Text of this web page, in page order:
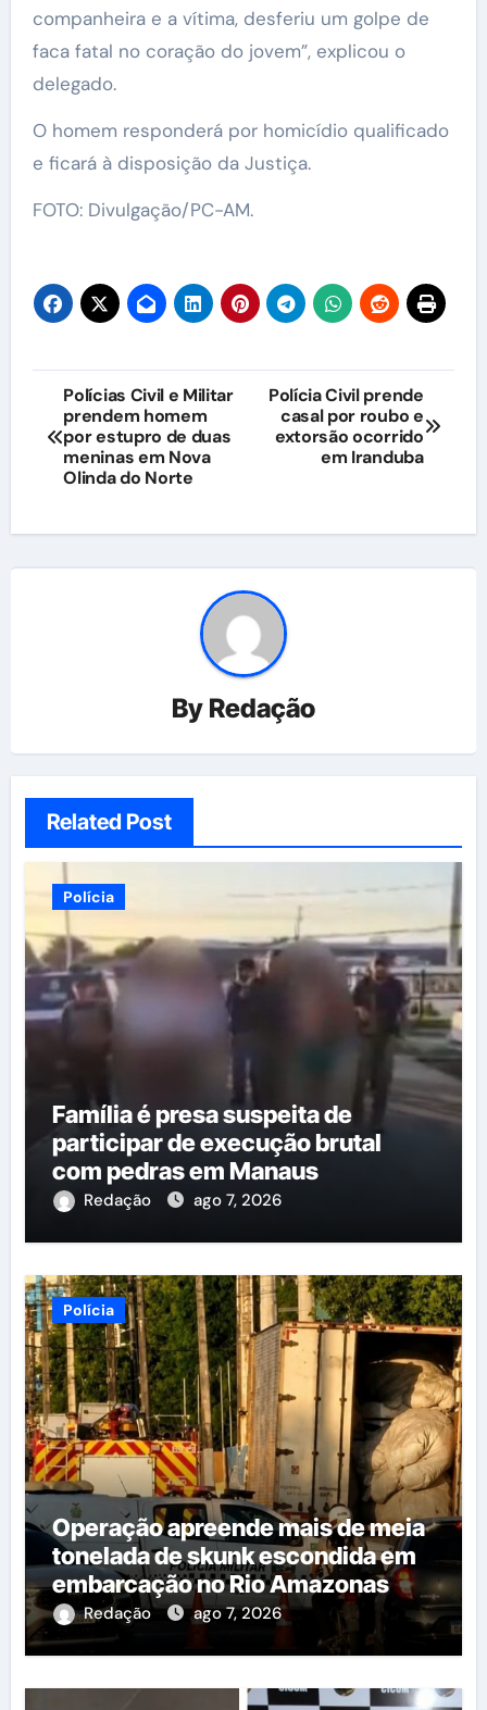
companheira e a vítima, desferiu um golpe de
faca fatal no coração do jovem”, explicou o
delegado.
O homem responderá por homicídio qualificado
e ficará à disposição da Justiça.
FOTO: Divulgação/PC-AM.
Navegação
de
Post
Polícias Civil e Militar
prendem homem
por estupro de duas
meninas em Nova
Olinda do Norte
Polícia Civil prende
casal por roubo e
extorsão ocorrido
em Iranduba
By Redação
Related Post
Polícia
Família é presa suspeita de
participar de execução brutal
com pedras em Manaus
Redação ago 7, 2026
Polícia
Operação apreende mais de meia
tonelada de skunk escondida em
embarcação no Rio Amazonas
Redação ago 7, 2026